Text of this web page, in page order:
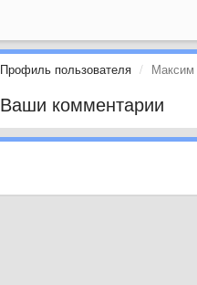
Профиль пользователя Максим
Ваши комментарии